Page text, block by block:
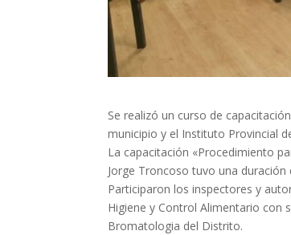
Se realizó un curso de
municipio y el Instituto Provincial
La capacitación «Procedimiento
Jorge Troncoso tuvo una duración
Participaron los inspectores y
Higiene y Control Alimentario con
Bromatologia del Distrito.